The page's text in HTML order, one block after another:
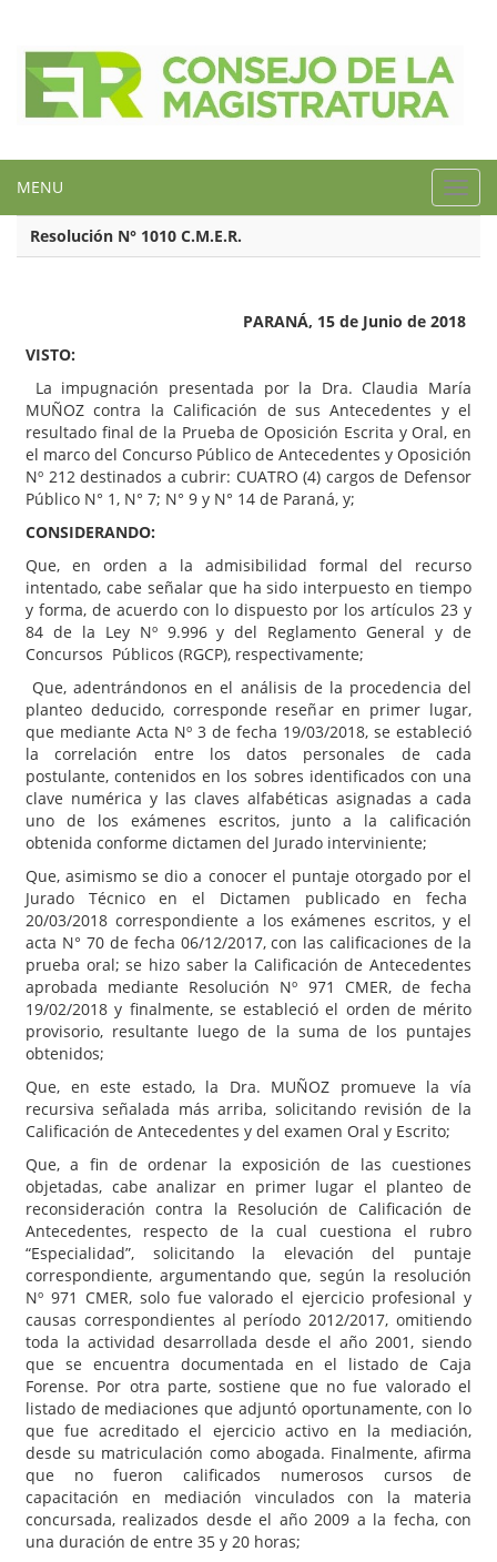
MENU
Resolución N° 1010 C.M.E.R.
PARANÁ, 15 de Junio de 2018
VISTO:
La impugnación presentada por la Dra. Claudia María
MUÑOZ contra la Calificación de sus Antecedentes y el
resultado final de la Prueba de Oposición Escrita y Oral, en
el marco del Concurso Público de Antecedentes y Oposición
Nº 212 destinados a cubrir: CUATRO (4) cargos de Defensor
Público N° 1, N° 7; N° 9 y N° 14 de Paraná, y;
CONSIDERANDO:
Que, en orden a la admisibilidad formal del recurso
intentado, cabe señalar que ha sido interpuesto en tiempo
y forma, de acuerdo con lo dispuesto por los artículos 23 y
84 de la Ley Nº 9.996 y del Reglamento General y de
Concursos Públicos (RGCP), respectivamente;
Que, adentrándonos en el análisis de la procedencia del
planteo deducido, corresponde reseñar en primer lugar,
que mediante Acta Nº 3 de fecha 19/03/2018, se estableció
la correlación entre los datos personales de cada
postulante, contenidos en los sobres identificados con una
clave numérica y las claves alfabéticas asignadas a cada
uno de los exámenes escritos, junto a la calificación
obtenida conforme dictamen del Jurado interviniente;
Que, asimismo se dio a conocer el puntaje otorgado por el
Jurado Técnico en el Dictamen publicado en fecha
20/03/2018 correspondiente a los exámenes escritos, y el
acta N° 70 de fecha 06/12/2017, con las calificaciones de la
prueba oral; se hizo saber la Calificación de Antecedentes
aprobada mediante Resolución Nº 971 CMER, de fecha
19/02/2018 y finalmente, se estableció el orden de mérito
provisorio, resultante luego de la suma de los puntajes
obtenidos;
Que, en este estado, la Dra. MUÑOZ promueve la vía
recursiva señalada más arriba, solicitando revisión de la
Calificación de Antecedentes y del examen Oral y Escrito;
Que, a fin de ordenar la exposición de las cuestiones
objetadas, cabe analizar en primer lugar el planteo de
reconsideración contra la Resolución de Calificación de
Antecedentes, respecto de la cual cuestiona el rubro
“Especialidad”, solicitando la elevación del puntaje
correspondiente, argumentando que, según la resolución
Nº 971 CMER, solo fue valorado el ejercicio profesional y
causas correspondientes al período 2012/2017, omitiendo
toda la actividad desarrollada desde el año 2001, siendo
que se encuentra documentada en el listado de Caja
Forense. Por otra parte, sostiene que no fue valorado el
listado de mediaciones que adjuntó oportunamente, con lo
que fue acreditado el ejercicio activo en la mediación,
desde su matriculación como abogada. Finalmente, afirma
que no fueron calificados numerosos cursos de
capacitación en mediación vinculados con la materia
concursada, realizados desde el año 2009 a la fecha, con
una duración de entre 35 y 20 horas;